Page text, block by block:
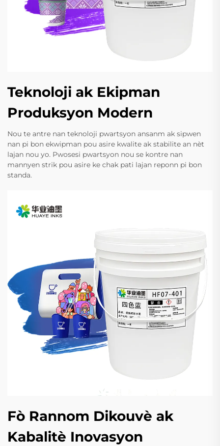
Teknoloji ak Ekipman
Produksyon Modern
Nou te antre nan teknoloji pwartsyon ansanm ak sipwen
nan pi bon ekwipman pou asire kwalite ak stabilite an nèt
lajan nou yo. Pwosesi pwartsyon nou se kontre nan
mannyen strik pou asire ke chak pati lajan reponn pi bon
standa.
Fò Rannom Dikouvè ak
Kabalitè Inovasyon